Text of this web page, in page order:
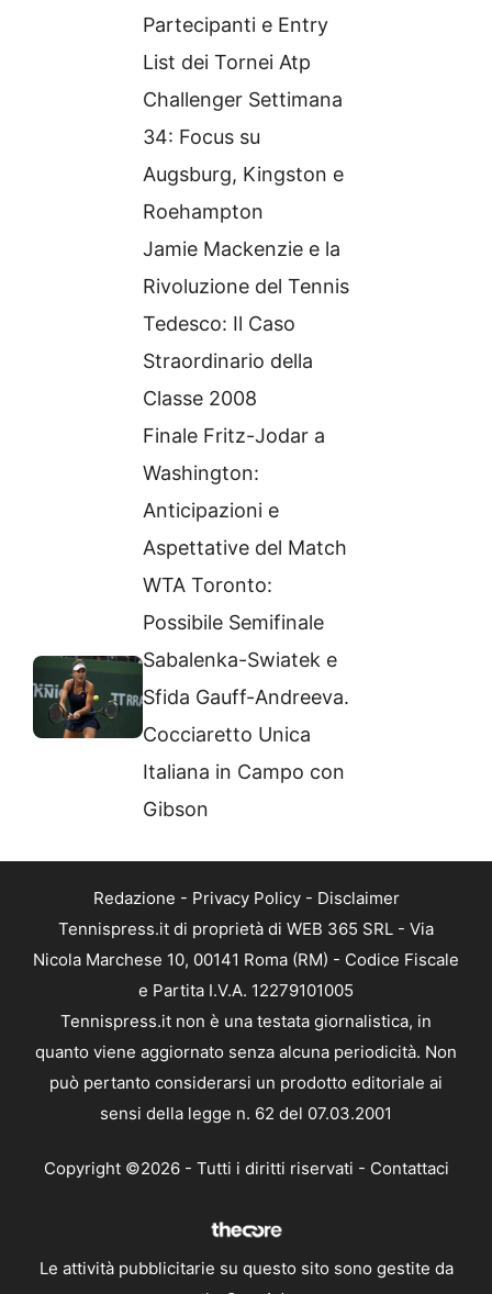
Partecipanti e Entry
List dei Tornei Atp
Challenger Settimana
34: Focus su
Augsburg, Kingston e
Roehampton
Jamie Mackenzie e la
Rivoluzione del Tennis
Tedesco: Il Caso
Straordinario della
Classe 2008
Finale Fritz-Jodar a
Washington:
Anticipazioni e
Aspettative del Match
WTA Toronto:
Possibile Semifinale
Sabalenka-Swiatek e
Sfida Gauff-Andreeva.
Cocciaretto Unica
Italiana in Campo con
Gibson
Redazione - Privacy Policy- Disclaimer
Tennispress.it di proprietà di WEB 365 SRL - Via
Nicola Marchese 10, 00141 Roma (RM) - Codice Fiscale
e Partita I.V.A. 12279101005
Tennispress.it non è una testata giornalistica, in
quanto viene aggiornato senza alcuna periodicità. Non
può pertanto considerarsi un prodotto editoriale ai
sensi della legge n. 62 del 07.03.2001
Copyright ©2026 - Tutti i diritti riservati - Contattaci
Le attività pubblicitarie su questo sito sono gestite da